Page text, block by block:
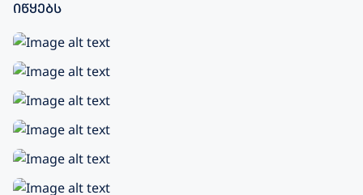
ᲘᲬᲧᲔᲑᲡ